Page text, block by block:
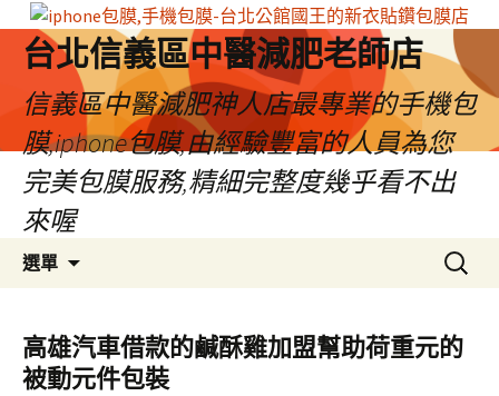
台北信義區中醫減肥老師店
信義區中醫減肥神人店最專業的手機包
膜,iphone包膜,由經驗豐富的人員為您
完美包膜服務,精細完整度幾乎看不出
來喔
選單
容
區
搜
尋
鍵
字:
高雄汽車借款的鹹酥雞加盟幫助荷重元的
被動元件包裝